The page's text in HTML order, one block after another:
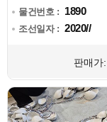
물건번호 : 1890
조선일자 : 2020//
판매가: